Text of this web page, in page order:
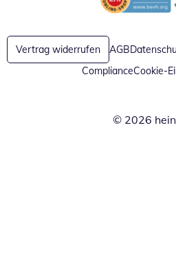
Öffnet in
Vertrag widerrufen AGB
ComplianceCookie-
© 2026